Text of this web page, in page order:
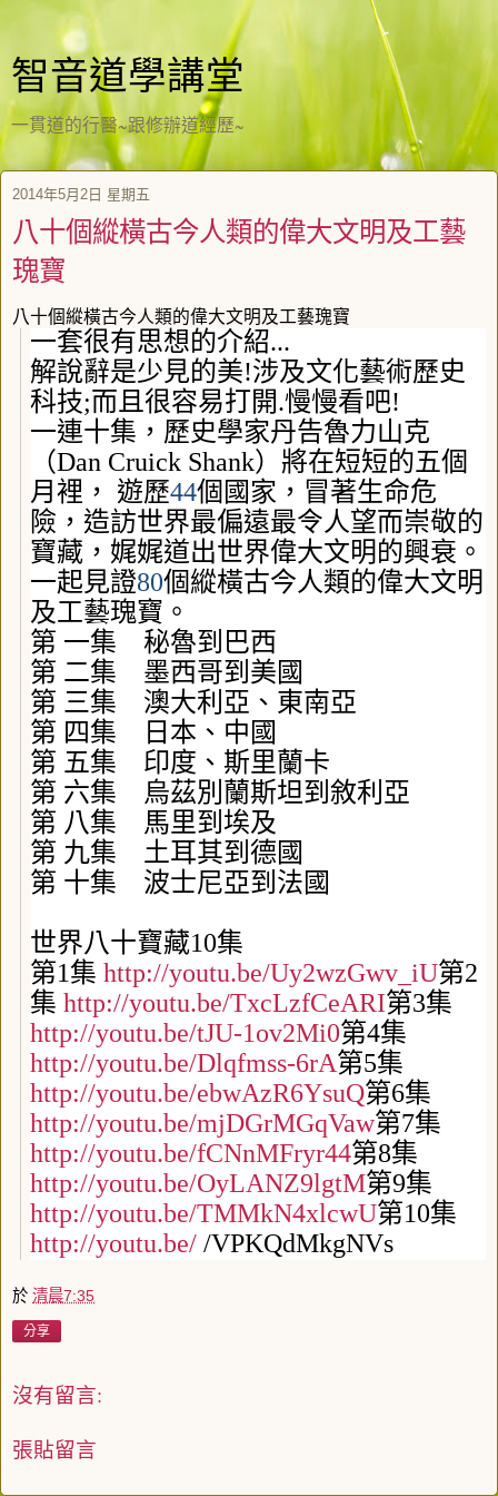
智音道學講堂
一貫道的行醫~跟修辦道經歷~
2014年5月2日 星期五
八十個縱橫古今人類的偉大文明及工藝
瑰寶
八十個縱橫古今人類的偉大文明及工藝瑰寶
一套很有思想的介紹...
解說辭是少見的美!涉及文化藝術歷史
科技;而且很容易打開.慢慢看吧!
一連十集，歷史學家丹告魯力山克
（Dan Cruick Shank）將在短短的五個
月裡，
遊歷44個國家，冒著生命危
險，造訪世界最偏遠最令人望而崇敬的
寶藏，娓娓道出世界偉大文明的興衰。
一起見證80個縱橫古今人類的偉大文明
及工藝瑰寶。
第 一集 秘魯到巴西
第 二集 墨西哥到美國
第 三集 澳大利亞、東南亞
第 四集 日本、中國
第 五集 印度、斯里蘭卡
第 六集 烏茲別蘭斯坦到敘利亞
第 八集 馬里到埃及
第 九集 土耳其到德國
第 十集 波士尼亞到法國
世界八十寶藏10集
第1集http://youtu.be/Uy2wzGwv_iU第2
集http://youtu.be/TxcLzfCeARI第3集
http://youtu.be/tJU-1ov2Mi0第4集
http://youtu.be/Dlqfmss-6rA第5集
http://youtu.be/ebwAzR6YsuQ第6集
http://youtu.be/mjDGrMGqVaw第7集
http://youtu.be/fCNnMFryr44第8集
http://youtu.be/OyLANZ9lgtM第9集
http://youtu.be/TMMkN4xlcwU第10集
http://youtu.be/ /VPKQdMkgNVs
於 清晨7:35
分享
沒有留言:
張貼留言